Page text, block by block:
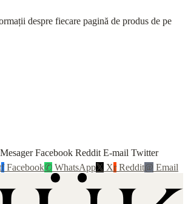
despre fiecare pagină de produs de pe
Facebook Reddit E-mail Twitter
fFacebook✆ WhatsApp𝕏 XrReddit@ Email